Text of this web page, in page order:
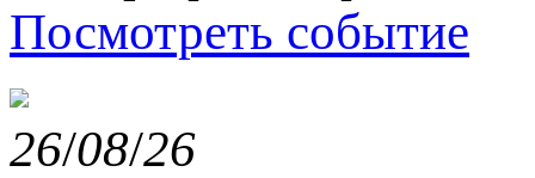
Посмотреть событие
26/08/26